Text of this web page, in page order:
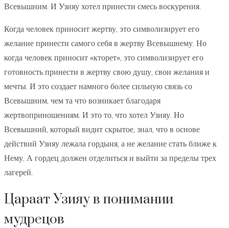
Всевышним. И Узияу хотел принести смесь воскурения.
Когда человек приносит жертву, это символизирует его
желание принести самого себя в жертву Всевышнему. Но
когда человек приносит «кторет», это символизирует его
готовность принести в жертву свою душу, свои желания и
мечты. И это создает намного более сильную связь со
Всевышним, чем та что возникает благодаря
жертвоприношениям. И это то, что хотел Узияу. Но
Всевышний, который видит скрытое, знал, что в основе
действий Узияу лежала гордыня, а не желание стать ближе к
Нему. А гордец должен отделиться и выйти за пределы трех
лагерей.
Цараат Узияу в понимании
мудрецов